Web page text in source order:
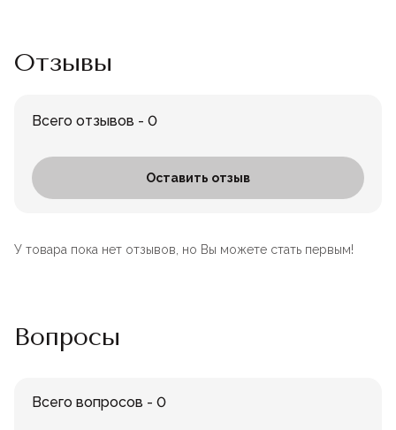
Отзывы
Всего отзывов - 0
Оставить отзыв
У товара пока нет отзывов, но Вы можете стать первым!
Вопросы
Всего вопросов - 0